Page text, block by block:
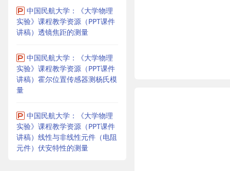
中国民航大学：《大学物理
实验》课程教学资源（PPT课件
讲稿）透镜焦距的测量
中国民航大学：《大学物理
实验》课程教学资源（PPT课件
讲稿）霍尔位置传感器测杨氏模
量
中国民航大学：《大学物理
实验》课程教学资源（PPT课件
讲稿）线性与非线性元件（电阻
元件）伏安特性的测量